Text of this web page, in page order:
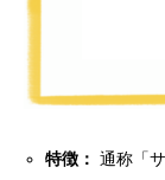
特徴： 通称「